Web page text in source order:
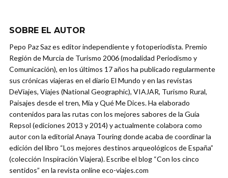
SOBRE EL AUTOR
Pepo Paz Saz es editor independiente y fotoperiodista. Premio
Región de Murcia de Turismo 2006 (modalidad Periodismo y
Comunicación), en los últimos 17 años ha publicado regularmente
sus crónicas viajeras en el diario El Mundo y en las revistas
DeViajes, Viajes (National Geographic), VIAJAR, Turismo Rural,
Paisajes desde el tren, Mía y Qué Me Dices. Ha elaborado
contenidos para las rutas con los mejores sabores de la Guía
Repsol (ediciones 2013 y 2014) y actualmente colabora como
autor con la editorial Anaya Touring donde acaba de coordinar la
edición del libro “Los mejores destinos arqueológicos de España”
(colección Inspiración Viajera). Escribe el blog “Con los cinco
sentidos” en la revista online eco-viajes.com